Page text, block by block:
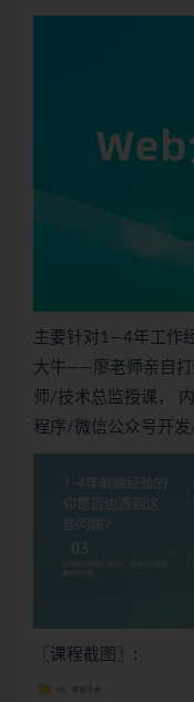
主要针对1—4年工作
大牛——廖老师亲自打
师/技术总监授课，
程序/微信公众号开
〖课程截图〗: